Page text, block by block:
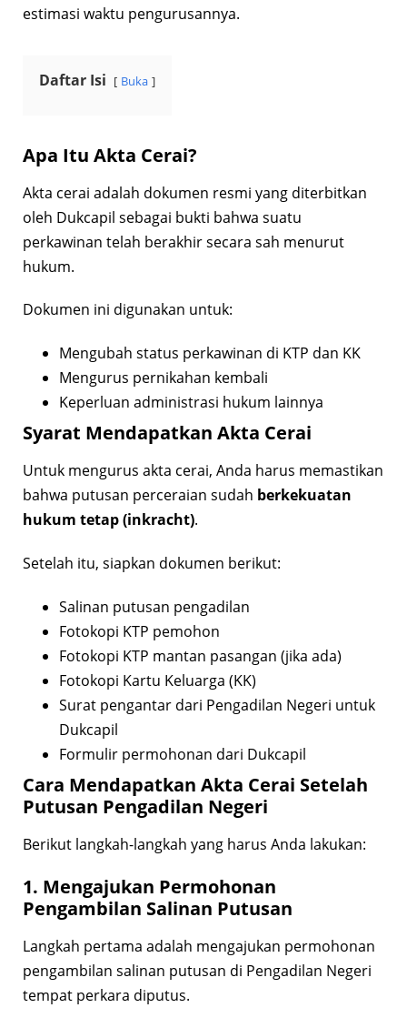
estimasi waktu pengurusannya.
Daftar Isi Buka
Apa Itu Akta Cerai?
Akta cerai adalah dokumen resmi yang diterbitkan
oleh Dukcapil sebagai bukti bahwa suatu
perkawinan telah berakhir secara sah menurut
hukum.
Dokumen ini digunakan untuk:
Mengubah status perkawinan di KTP dan KK
Mengurus pernikahan kembali
Keperluan administrasi hukum lainnya
Syarat Mendapatkan Akta Cerai
Untuk mengurus akta cerai, Anda harus memastikan
bahwa putusan perceraian sudah berkekuatan
hukum tetap (inkracht).
Setelah itu, siapkan dokumen berikut:
Salinan putusan pengadilan
Fotokopi KTP pemohon
Fotokopi KTP mantan pasangan (jika ada)
Fotokopi Kartu Keluarga (KK)
Surat pengantar dari Pengadilan Negeri untuk
Dukcapil
Formulir permohonan dari Dukcapil
Cara Mendapatkan Akta Cerai Setelah
Putusan Pengadilan Negeri
Berikut langkah-langkah yang harus Anda lakukan:
1. Mengajukan Permohonan
Pengambilan Salinan Putusan
Langkah pertama adalah mengajukan permohonan
pengambilan salinan putusan di Pengadilan Negeri
tempat perkara diputus.